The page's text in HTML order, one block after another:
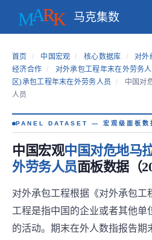
马克集数
首页 / 中国宏观 / 核心数据库 / 对外
经济合作 / 对外承包工程年末在外劳务
区)承包工程年末在外劳务人员
/
中国对
人员
PANEL DATASET — 宏观级面板数
中国宏观中国对危地马
外劳务人员面板数据（
对外承包工程根据《对外承包工
工程是指中国的企业或者其他单
的活动。期末在外人数指报告期